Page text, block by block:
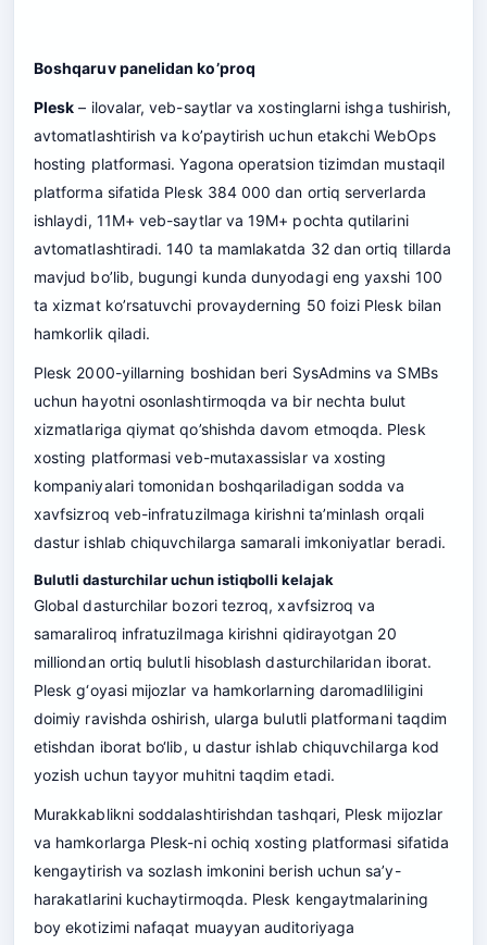
Boshqaruv panelidan ko’proq
Plesk – ilovalar, veb-saytlar va xostinglarni ishga tushirish,
avtomatlashtirish va ko’paytirish uchun etakchi WebOps
hosting platformasi. Yagona operatsion tizimdan mustaqil
platforma sifatida Plesk 384 000 dan ortiq serverlarda
ishlaydi, 11M+ veb-saytlar va 19M+ pochta qutilarini
avtomatlashtiradi. 140 ta mamlakatda 32 dan ortiq tillarda
mavjud bo’lib, bugungi kunda dunyodagi eng yaxshi 100
ta xizmat ko’rsatuvchi provayderning 50 foizi Plesk bilan
hamkorlik qiladi.
Plesk 2000-yillarning boshidan beri SysAdmins va SMBs
uchun hayotni osonlashtirmoqda va bir nechta bulut
xizmatlariga qiymat qo’shishda davom etmoqda. Plesk
xosting platformasi veb-mutaxassislar va xosting
kompaniyalari tomonidan boshqariladigan sodda va
xavfsizroq veb-infratuzilmaga kirishni ta’minlash orqali
dastur ishlab chiquvchilarga samarali imkoniyatlar beradi.
Bulutli dasturchilar uchun istiqbolli kelajak
Global dasturchilar bozori tezroq, xavfsizroq va
samaraliroq infratuzilmaga kirishni qidirayotgan 20
milliondan ortiq bulutli hisoblash dasturchilaridan iborat.
Plesk g‘oyasi mijozlar va hamkorlarning daromadliligini
doimiy ravishda oshirish, ularga bulutli platformani taqdim
etishdan iborat bo‘lib, u dastur ishlab chiquvchilarga kod
yozish uchun tayyor muhitni taqdim etadi.
Murakkablikni soddalashtirishdan tashqari, Plesk mijozlar
va hamkorlarga Plesk-ni ochiq xosting platformasi sifatida
kengaytirish va sozlash imkonini berish uchun sa’y-
harakatlarini kuchaytirmoqda. Plesk kengaytmalarining
boy ekotizimi nafaqat muayyan auditoriyaga